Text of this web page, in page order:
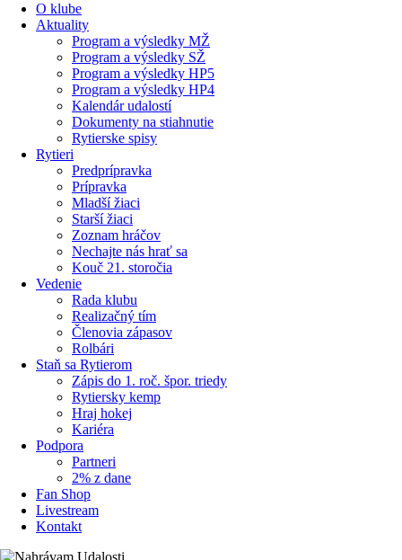
O klube
Aktuality
Program a výsledky MŽ
Program a výsledky SŽ
Program a výsledky HP5
Program a výsledky HP4
Kalendár udalostí
Dokumenty na stiahnutie
Rytierske spisy
Rytieri
Predprípravka
Prípravka
Mladší žiaci
Starší žiaci
Zoznam hráčov
Nechajte nás hrať sa
Kouč 21. storočia
Vedenie
Rada klubu
Realizačný tím
Členovia zápasov
Rolbári
Staň sa Rytierom
Zápis do 1. roč. špor. triedy
Rytiersky kemp
Hraj hokej
Kariéra
Podpora
Partneri
2% z dane
Fan Shop
Livestream
Kontakt